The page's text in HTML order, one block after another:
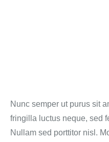
Nunc semper ut purus sit
fringilla luctus neque, sed
Nullam sed porttitor nisl.